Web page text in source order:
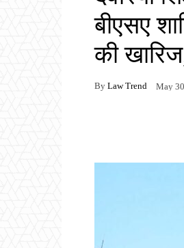
बीएसए
की
By Law Trend May